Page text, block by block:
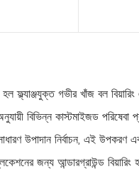
ফ্ল্যাঞ্জযুক্ত গভীর খাঁজ বল
বিভিন্ন কাস্টমাইজড
উপাদান নির্বাচন, এই উপকরণ
জন্য আন্ডারগ্রাউন্ড বিয়ারিং